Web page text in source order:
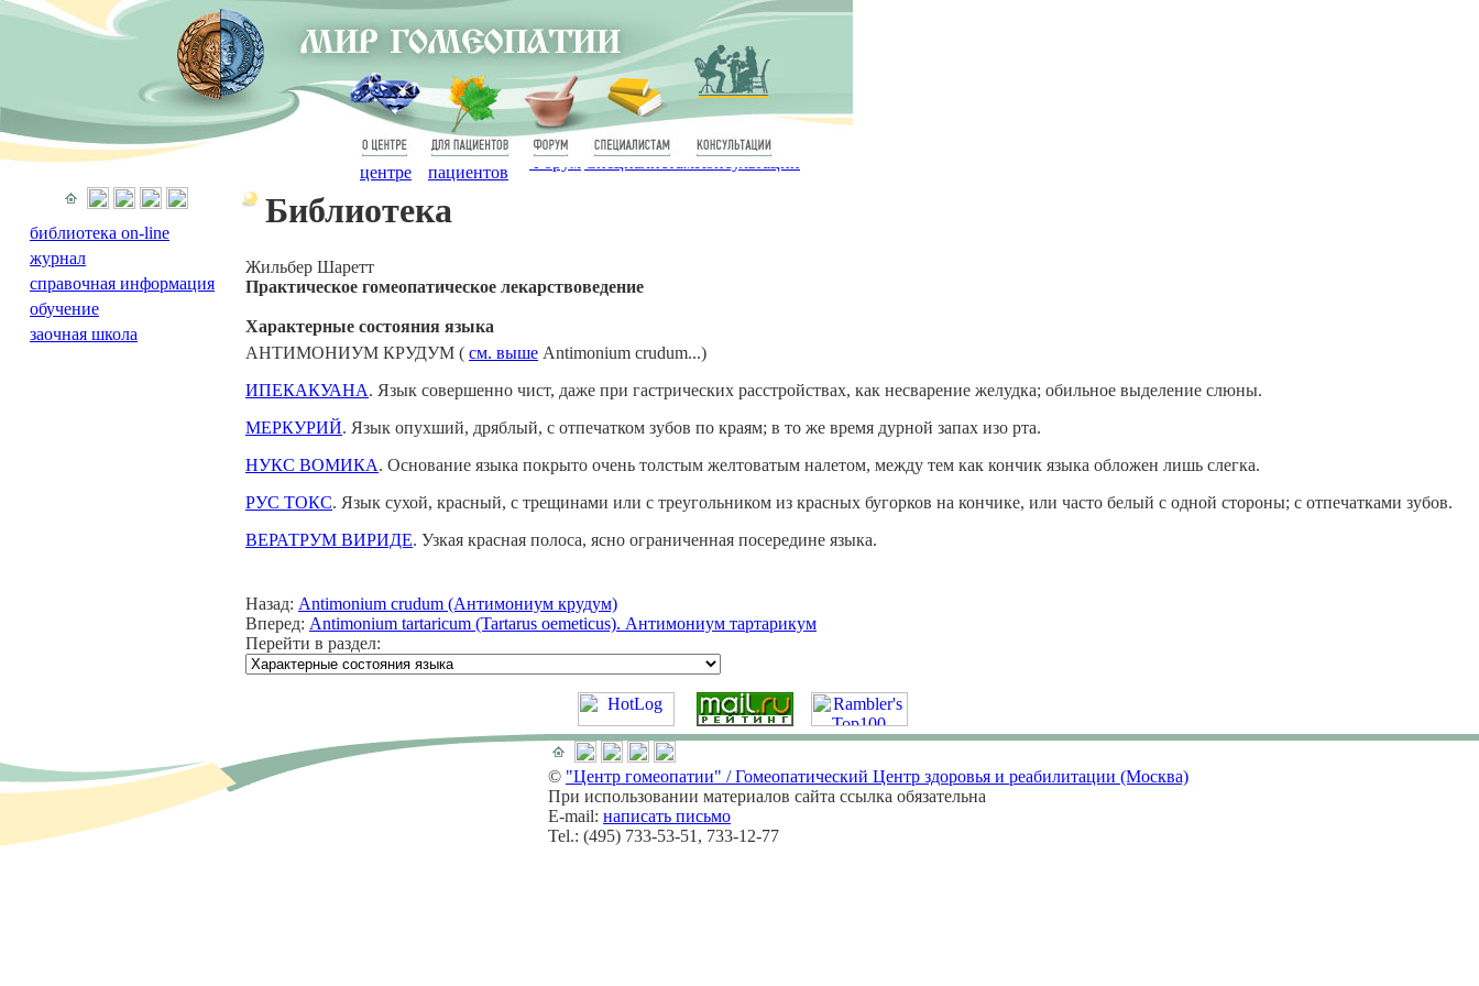
О
центре
Для
пациентов
Форум Специалистам Консультации
Библиотека
Жильбер Шаретт
Практическое гомеопатическое лекарствоведение
Характерные состояния языка
АНТИМОНИУМ КРУДУМ ( см. выше Antimonium crudum...)
ИПЕКАКУАНА. Язык совершенно чист, даже при гастрических расстройствах, как несварение желудка; обильное выделение слюны.
МЕРКУРИЙ. Язык опухший, дряблый, с отпечатком зубов по краям; в то же время дурной запах изо рта.
НУКС ВОМИКА. Основание языка покрыто очень толстым желтоватым налетом, между тем как кончик языка обложен лишь слегка.
РУС ТОКС. Язык сухой, красный, с трещинами или с треугольником из красных бугорков на кончике, или часто белый с одной стороны; с отпечатками зубов.
ВЕРАТРУМ ВИРИДЕ. Узкая красная полоса, ясно ограниченная посередине языка.
Назад: Antimonium crudum (Антимониум крудум)
Вперед: Antimonium tartaricum (Tartarus oemeticus). Антимониум тартарикум
Перейти в раздел:
© "Центр гомеопатии" / Гомеопатический Центр здоровья и реабилитации (Москва)
При использовании материалов сайта ссылка обязательна
E-mail: написать письмо
Tel.: (495) 733-53-51, 733-12-77
библиотека on-line
журнал
справочная информация
обучение
заочная школа